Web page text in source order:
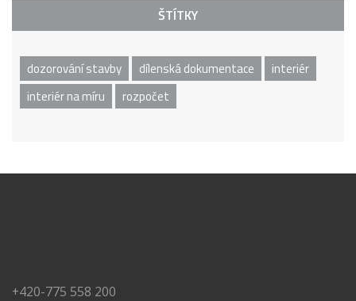
ŠTÍTKY
dozorování stavby dílenská dokumentace
interiér
interiér na míru
rozpočet
+420-775 558 200